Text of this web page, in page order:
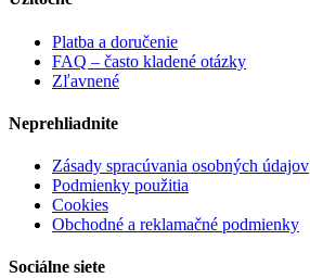
Platba a doručenie
FAQ – často kladené otázky
Zľavnené
Neprehliadnite
Zásady spracúvania osobných údajov
Podmienky použitia
Cookies
Obchodné a reklamačné podmienky
Sociálne siete